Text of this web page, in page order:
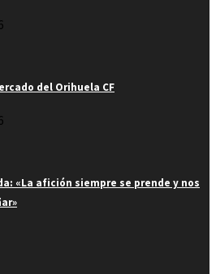
del Orihuela CF
«La afición siempre se prende y nos